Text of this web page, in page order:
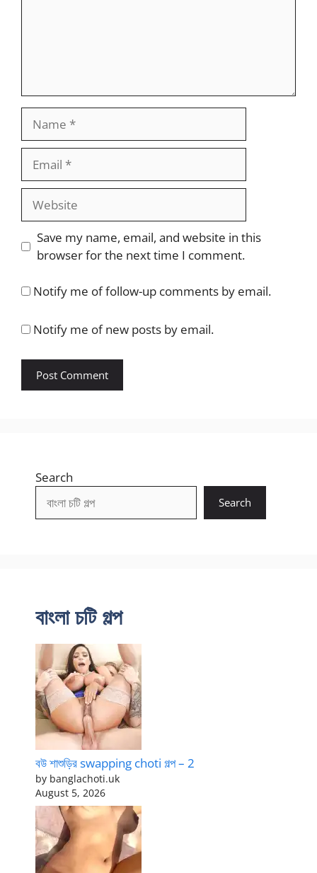
Website
Save my name, email, and website in this
browser for the next time I comment.
Notify me of follow-up comments by email.
Notify me of new posts by email.
Search
Search
বাংলা চটি গল্প
বউ শাশুড়ির swapping choti গল্প – 2
by banglachoti.uk
August 5, 2026